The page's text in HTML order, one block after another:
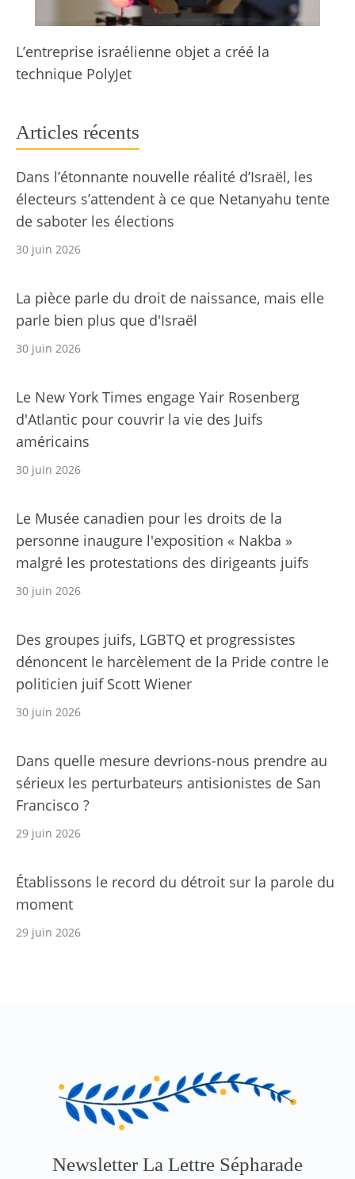
L’entreprise israélienne objet a créé la
technique PolyJet
Articles récents
Dans l’étonnante nouvelle réalité d’Israël, les
électeurs s’attendent à ce que Netanyahu tente
de saboter les élections
30 juin 2026
La pièce parle du droit de naissance, mais elle
parle bien plus que d'Israël
30 juin 2026
Le New York Times engage Yair Rosenberg
d'Atlantic pour couvrir la vie des Juifs
américains
30 juin 2026
Le Musée canadien pour les droits de la
personne inaugure l'exposition « Nakba »
malgré les protestations des dirigeants juifs
30 juin 2026
Des groupes juifs, LGBTQ et progressistes
dénoncent le harcèlement de la Pride contre le
politicien juif Scott Wiener
30 juin 2026
Dans quelle mesure devrions-nous prendre au
sérieux les perturbateurs antisionistes de San
Francisco ?
29 juin 2026
Établissons le record du détroit sur la parole du
moment
29 juin 2026
Newsletter La Lettre Sépharade